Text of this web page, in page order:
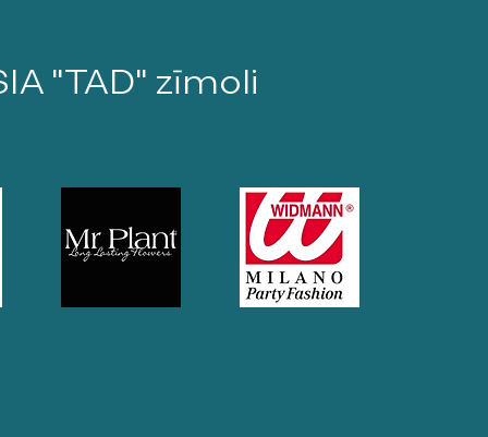
"TAD" zīmoli